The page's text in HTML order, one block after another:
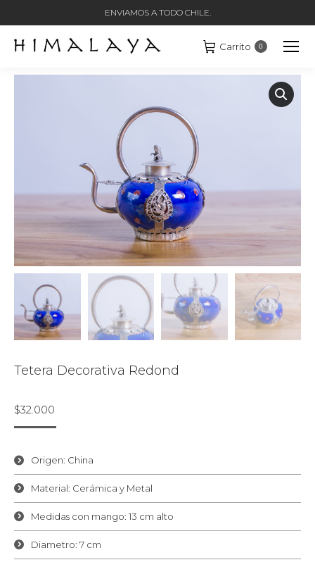
ENVIAMOS A TODO CHILE.
Carrito 0
Tetera Decorativa Redond
$32.000
Origen: China
Material: Cerámica y Metal
Medidas con mango: 13 cm alto
Diametro: 7 cm